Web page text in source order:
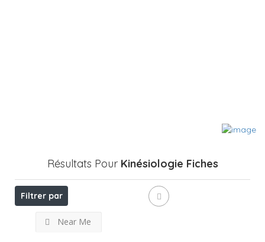
Résultats Pour Kinésiologie Fiches
Filtrer par
Near Me